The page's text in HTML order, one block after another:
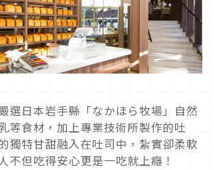
選日本岩手縣「なかほら牧場」自然
等食材，加上專業技術所製作的吐
獨特甘甜融入在吐司中，紮實卻柔軟
不但吃得安心更是一吃就上癮！